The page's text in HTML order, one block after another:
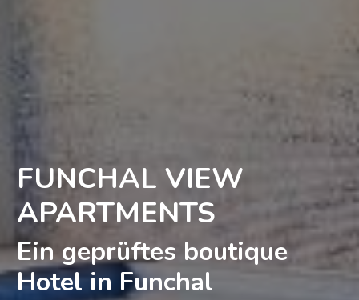
FUNCHAL VIEW
APARTMENTS
Ein geprüftes boutique
Hotel in Funchal